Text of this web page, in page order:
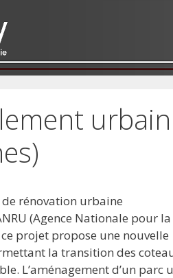
rénovation urbaine
(Agence Nationale pour la
projet propose une nouvelle
la transition des
L’aménagement d’un parc